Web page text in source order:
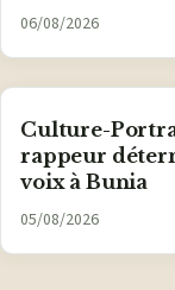
06/08/2026
Culture-
rappeur
voix à Bunia
05/08/2026